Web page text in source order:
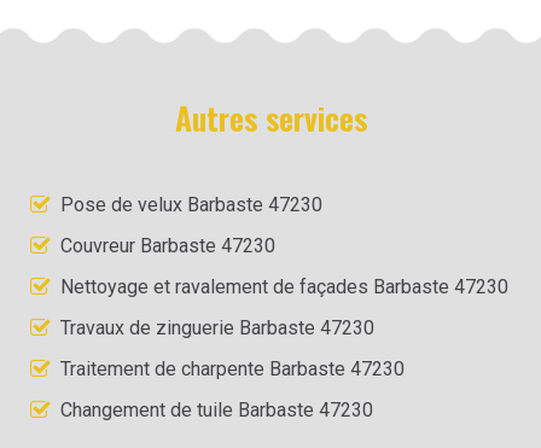
Autres services
Pose de velux Barbaste 47230
Couvreur Barbaste 47230
Nettoyage et ravalement de façades Barbaste 47230
Travaux de zinguerie Barbaste 47230
Traitement de charpente Barbaste 47230
Changement de tuile Barbaste 47230